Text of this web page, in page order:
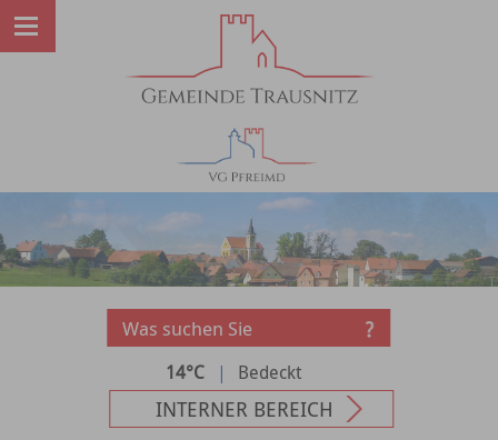
14°C | Bedeckt
INTERNER BEREICH